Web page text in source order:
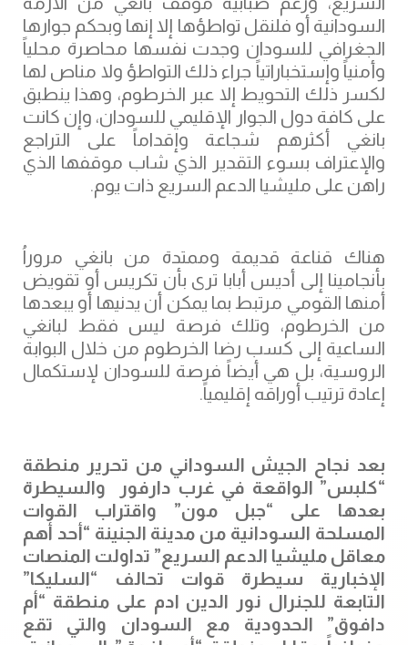
يخوضها الجيش السوداني ضد مليشيا الدعم
السريع، ورغم ضبابية موقف بانغي من الأزمة
السودانية أو فلنقل تواطؤها إلا إنها وبحكم جوارها
الجغرافي للسودان وجدت نفسها محاصرة محلياً
وأمنياً وإستخباراتياً جراء ذلك التواطؤ ولا مناص لها
لكسر ذلك التحويط إلا عبر الخرطوم، وهذا ينطبق
على كافة دول الجوار الإقليمي للسودان، وإن كانت
بانغي أكثرهم شجاعة وإقداماً على التراجع
والإعتراف بسوء التقدير الذي شاب موقفها الذي
‏هناك قناعة قديمة وممتدة من بانغي مروراُ
بأنجامينا إلى أديس أبابا ترى بأن تكريس أو تقويض
أمنها القومي مرتبط بما يمكن أن يدنيها أو يبعدها
من الخرطوم، وتلك فرصة ليس فقط لبانغي
الساعية إلى كسب رضا الخرطوم من خلال البوابة
الروسية، بل هي أيضاً فرصة للسودان لإستكمال
بعد نجاح الجيش السوداني من تحرير منطقة
“كلبس” الواقعة في غرب دارفور والسيطرة
بعدها على “جبل مون” واقتراب القوات
المسلحة السودانية من مدينة الجنينة “أحد أهم
معاقل مليشيا الدعم السريع” تداولت المنصات
الإخبارية سيطرة قوات تحالف “السليكا”
التابعة للجنرال نور الدين ادم على منطقة “أم